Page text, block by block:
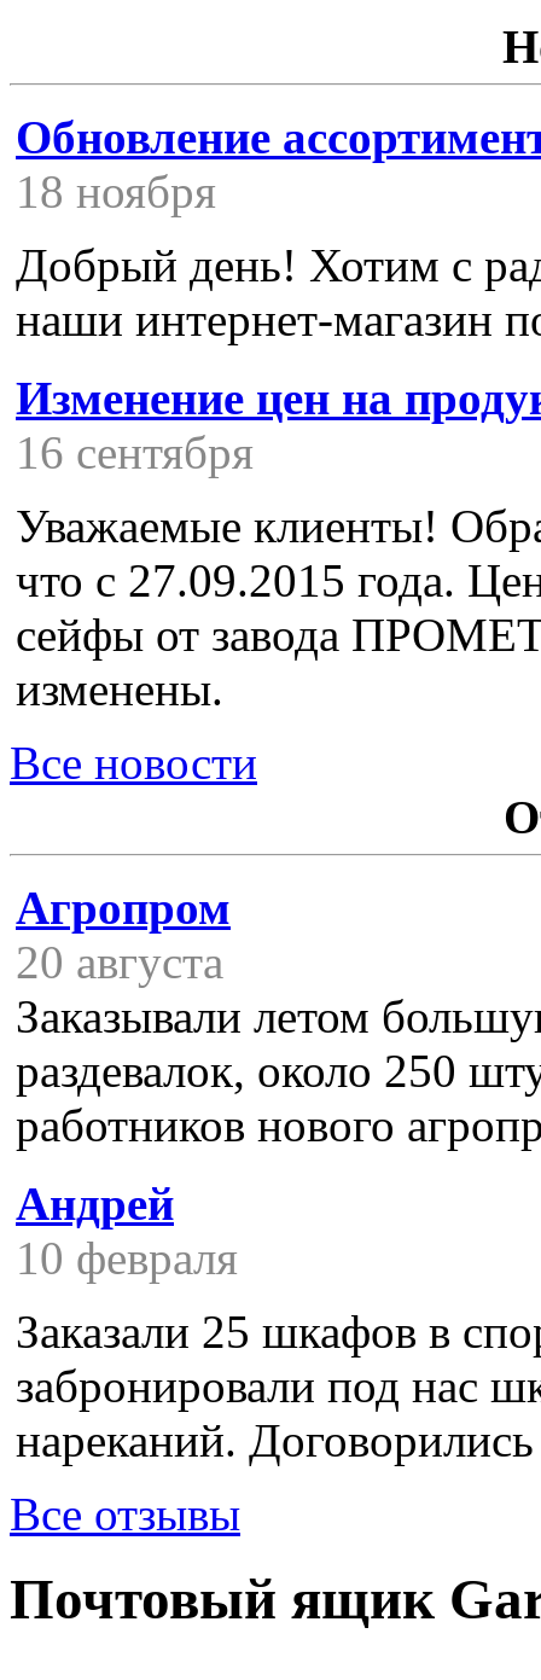
Обновление
18 ноября
Добрый день! Хотим с
наши интернет-магазин
Изменение цен на
16 сентября
Уважаемые клиенты!
что с 27.09.2015 года.
сейфы от завода
изменены.
Все новости
Агропром
20 августа
Заказывали летом
раздевалок, около 250
работников нового
Андрей
10 февраля
Заказали 25 шкафов в
забронировали под нас
нареканий.
Все отзывы
Почтовый ящик